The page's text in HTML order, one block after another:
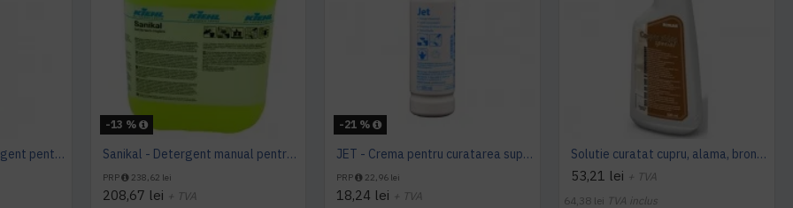
SANIKAL Manual- Detergent pentru obiecte sanitare, 1 L, Kiehl
-13 %
Sanikal - Detergent manual pentru obiecte sanitare, 10 L, Kiehl
PRP 238,62 lei
208,67 lei + TVA
-21 %
JET - Crema pentru curatarea suprafetelor si inoxurilor, 500 ml, Kiehl
PRP 22,96 lei
18,24 lei + TVA
Solutie curatat cupru, alama, bronz COPPER SHINE SPECIAL 500ml Ecolab
53,21 lei + TVA
64,38 lei TVA inclus